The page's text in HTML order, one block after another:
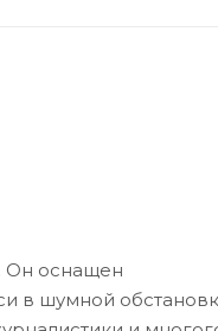
Он оснащен
в шумной